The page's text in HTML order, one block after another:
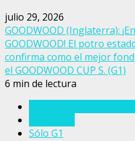
julio 29, 2026
GOODWOOD (Inglaterra):
GOODWOOD! El potro
confirma como el mejor
el GOODWOOD CUP S. (G1)
6 min de lectura
Sólo G1